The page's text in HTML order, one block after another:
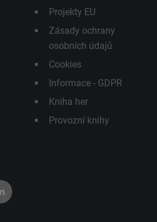
Projekty EU
Zásady ochrany
osobních údajů
Cookies
Informace - GDPR
Kniha her
Provozní knihy